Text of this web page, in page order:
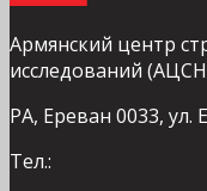
Армянский центр
исследований
РА, Ереван 0033, ул.
Тел.: